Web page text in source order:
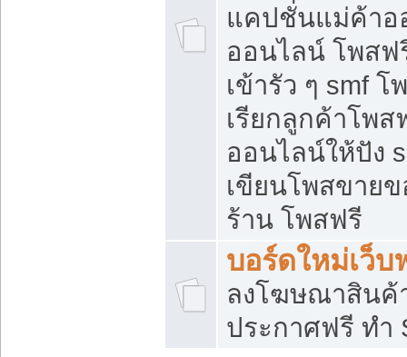
แคปชั่นแม่ค้า
ออนไลน์ โพสฟ
เข้ารัว ๆ smf
เรียกลูกค้าโพส
ออนไลน์ให้ปัง
เขียนโพสขาย
ร้าน โพสฟรี
บอร์ดใหม่เว็บ
ลงโฆษณาสิน
ประกาศฟรี ทำ